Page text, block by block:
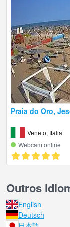
Praia do Oro,
Veneto, Itália
Webcam online
Outros
English
Deutsch